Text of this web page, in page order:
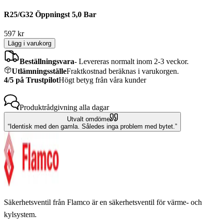
R25/G32 Öppningst 5,0 Bar
597 kr
Lägg i varukorg
Beställningsvara- Levereras normalt inom 2-3 veckor.
UtlämningsställeFraktkostnad beräknas i varukorgen.
4/5 på TrustpilotHögt betyg från våra kunder
Produktrådgivning alla dagar
Utvalt omdöme
Identisk med den gamla. Således inga problem med bytet.
Säkerhetsventil från Flamco är en säkerhetsventil för värme- och
kylsystem.